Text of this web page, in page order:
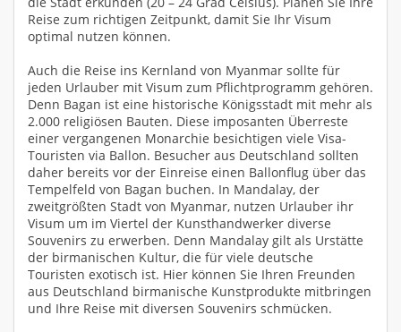
Reise zum richtigen Zeitpunkt, damit Sie Ihr Visum
optimal nutzen können.
Auch die Reise ins Kernland von Myanmar sollte für
jeden Urlauber mit Visum zum Pflichtprogramm gehören.
Denn Bagan ist eine historische Königsstadt mit mehr als
2.000 religiösen Bauten. Diese imposanten Überreste
einer vergangenen Monarchie besichtigen viele Visa-
Touristen via Ballon. Besucher aus Deutschland sollten
daher bereits vor der Einreise einen Ballonflug über das
Tempelfeld von Bagan buchen. In Mandalay, der
zweitgrößten Stadt von Myanmar, nutzen Urlauber ihr
Visum um im Viertel der Kunsthandwerker diverse
Souvenirs zu erwerben. Denn Mandalay gilt als Urstätte
der birmanischen Kultur, die für viele deutsche
Touristen exotisch ist. Hier können Sie Ihren Freunden
aus Deutschland birmanische Kunstprodukte mitbringen
und Ihre Reise mit diversen Souvenirs schmücken.